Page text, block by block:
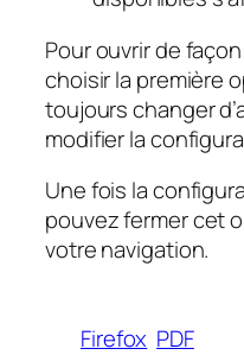
Pour ouvrir de
choisir la première
toujours changer
modifier la
Une fois la
pouvez fermer cet
votre navigation.
Firefox PDF